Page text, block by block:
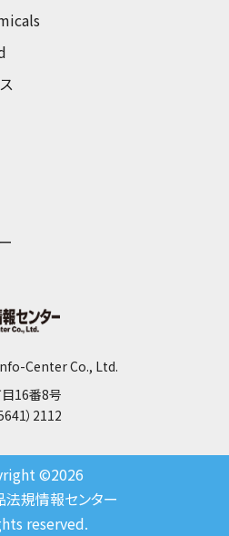
Center Co., Ltd.
16番8号
）2112
©2026
規情報センター
reserved.